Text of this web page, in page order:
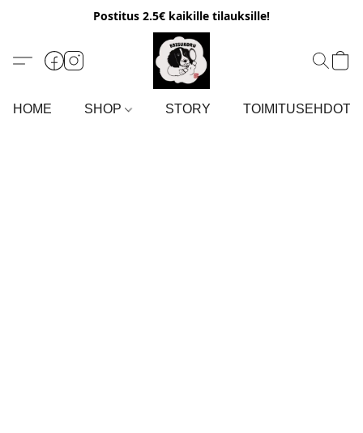
Postitus 2.5€ kaikille tilauksille!
HOME SHOP STORY TOIMITUSEHDOT